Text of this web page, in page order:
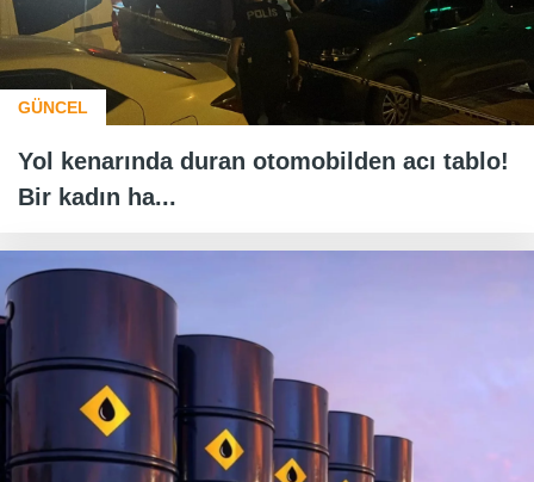
GÜNCEL
Yol kenarında duran otomobilden acı tablo!
Bir kadın ha...